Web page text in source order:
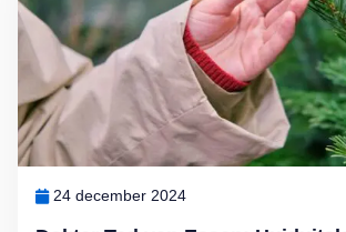
24 december 2024